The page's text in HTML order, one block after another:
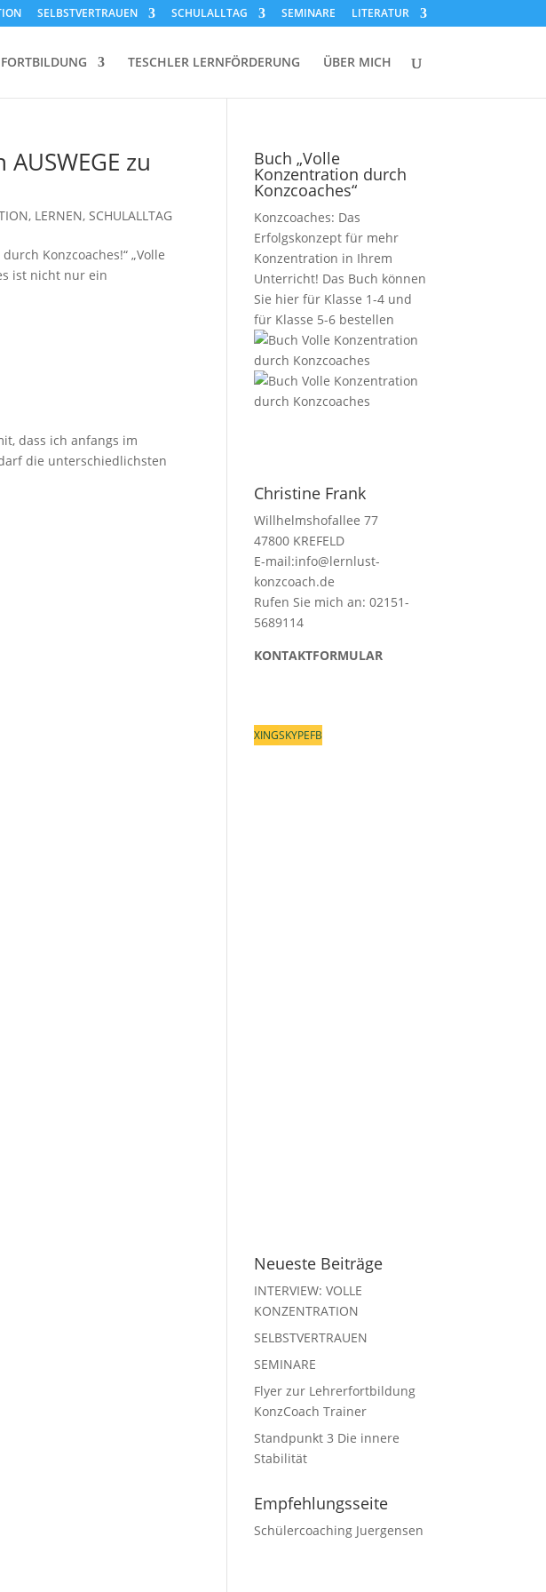
SELBSTVERTRAUEN SCHULALLTAG SEMINARE LITERATUR
FORTBILDUNG TESCHLER LERNFÖRDERUNG ÜBER MICH
zu
, LERNEN,SCHULALLTAG
Konzcoaches!“ „Volle
ist nicht nur ein
dass ich anfangs im
die unterschiedlichsten
Buch „Volle
Konzentration durch
Konzcoaches“
Konzcoaches: Das
Erfolgskonzept für mehr
Konzentration in Ihrem
Unterricht! Das Buch können
Sie hierfür Klasse 1-4 und
für Klasse 5-6 bestellen
Christine Frank
Willhelmshofallee 77
47800 KREFELD
E-mail:info@lernlust-
konzcoach.de
Rufen Sie mich an: 02151-
5689114
KONTAKTFORMULAR
XINGSKYPEFB
Neueste Beiträge
INTERVIEW: VOLLE
KONZENTRATION
SELBSTVERTRAUEN
SEMINARE
Flyer zur Lehrerfortbildung
KonzCoach Trainer
Standpunkt 3 Die innere
Stabilität
Empfehlungsseite
Schülercoaching Juergensen